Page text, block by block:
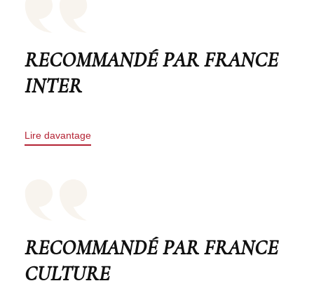
RECOMMANDÉ PAR FRANCE
INTER
Lire davantage
RECOMMANDÉ PAR FRANCE
CULTURE